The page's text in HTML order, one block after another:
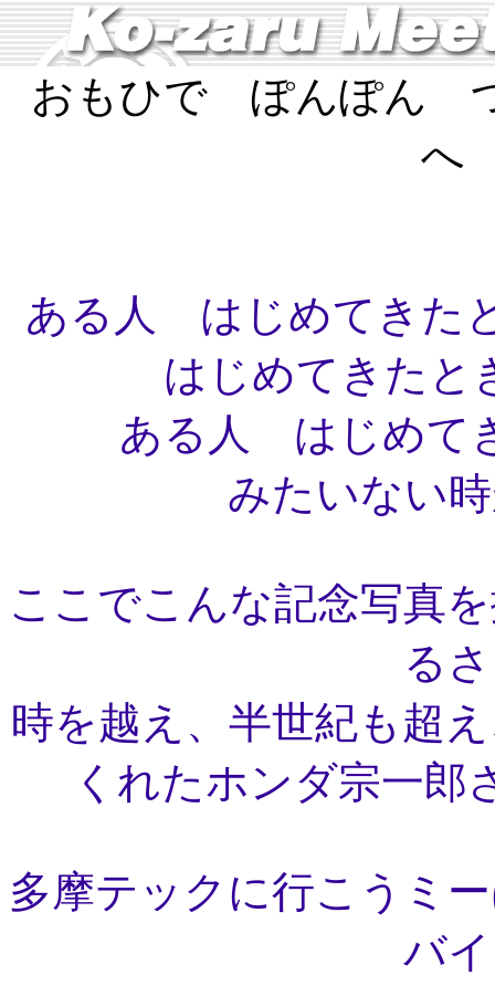
おもひで ぽんぽん
ある人 はじめてきた
はじめてきた
ある人 はじめて
みたいない
ここでこんな記念写真
る
時を越え、半世紀も超
くれたホンダ宗一郎
多摩テックに行こうミ
バ